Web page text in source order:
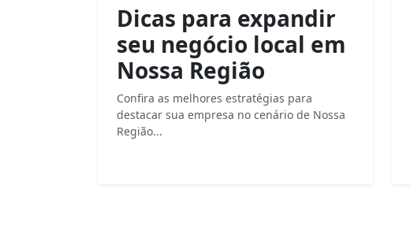
Dicas para expandir
seu negócio local em
Nossa Região
Confira as melhores estratégias para
destacar sua empresa no cenário de Nossa
Região...